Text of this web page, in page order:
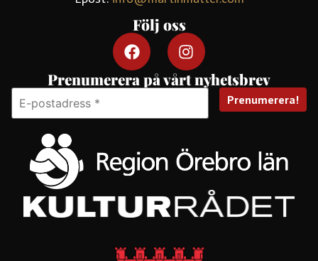
Prenumerera på vårt nyhetsbrev
Följ oss